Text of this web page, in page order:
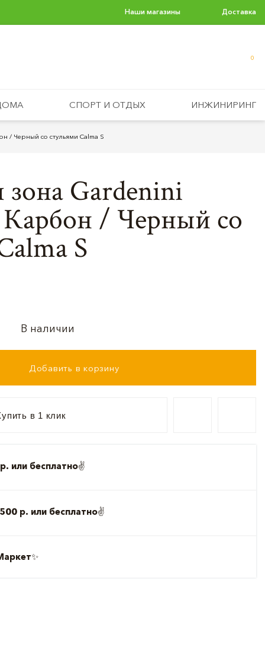
Наши магазины Доставка
0
СПОРТ И ОТДЫХ ИНЖИНИРИНГ
/ Черный со стульями Calma S
зона Gardenini
Карбон / Черный со
S
В наличии
Добавить в корзину
в 1 клик
или бесплатно✌️
р. или бесплатно✌️
✨